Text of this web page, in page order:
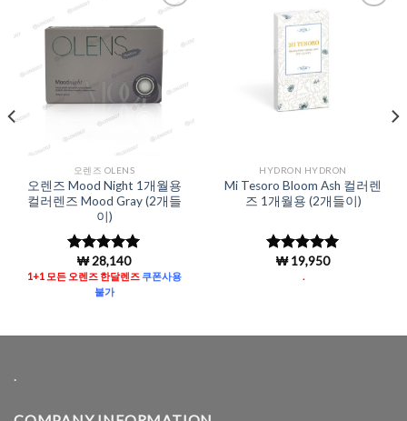
Wishlist
오렌즈 OLENS
오렌즈 Mood Night 1개월용
컬러렌즈 Mood Gray (2개들
이)
5 중에서
로 평가됨
₩28,140
1+1 모든 오렌즈 한달렌즈쿠폰사용
불가
HYDRON HYDRON
Mi Tesoro Bloom Ash 컬러렌
즈 1개월용 (2개들이)
5 중에서
로 평
₩19,950
.